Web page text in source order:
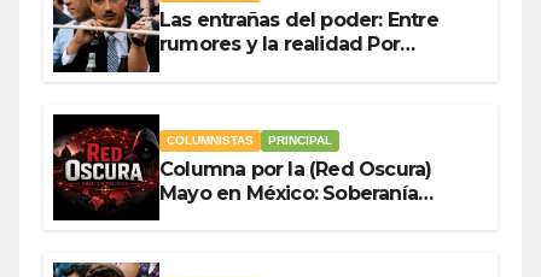
Las entrañas del poder: Entre
rumores y la realidad Por
COLUMNISTAS PRINCIPAL
Columna por la (Red Oscura)
Mayo en México: Soberanía